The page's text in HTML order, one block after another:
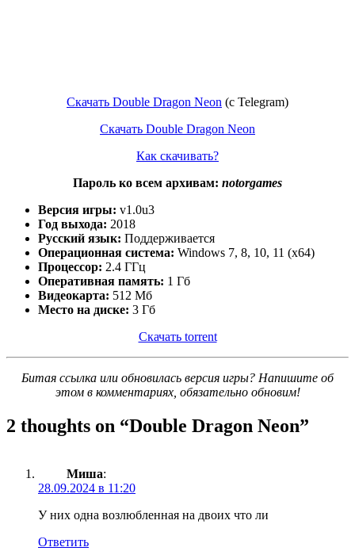
Скачать Double Dragon Neon (c Telegram)
Скачать Double Dragon Neon
Как скачивать?
Пароль ко всем архивам: notorgames
Версия игры: v1.0u3
Год выхода: 2018
Русский язык: Поддерживается
Операционная система: Windows 7, 8, 10, 11 (x64)
Процессор: 2.4 ГГц
Оперативная память: 1 Гб
Видеокарта: 512 Мб
Место на диске: 3 Гб
Скачать torrent
Битая ссылка или обновилась версия игры? Напишите об
этом в комментариях, обязательно обновим!
2 thoughts on “Double Dragon Neon”
Миша:
28.09.2024 в 11:20
У них одна возлюбленная на двоих что ли
Ответить